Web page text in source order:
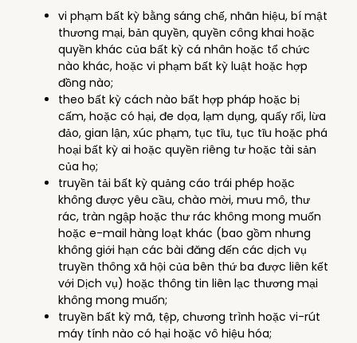
vi phạm bất kỳ bằng sáng chế, nhãn hiệu, bí mật
thương mại, bản quyền, quyền công khai hoặc
quyền khác của bất kỳ cá nhân hoặc tổ chức
nào khác, hoặc vi phạm bất kỳ luật hoặc hợp
đồng nào;
theo bất kỳ cách nào bất hợp pháp hoặc bị
cấm, hoặc có hại, đe dọa, lạm dụng, quấy rối, lừa
đảo, gian lận, xúc phạm, tục tĩu, tục tĩu hoặc phá
hoại bất kỳ ai hoặc quyền riêng tư hoặc tài sản
của họ;
truyền tải bất kỳ quảng cáo trái phép hoặc
không được yêu cầu, chào mời, mưu mô, thư
rác, tràn ngập hoặc thư rác không mong muốn
hoặc e-mail hàng loạt khác (bao gồm nhưng
không giới hạn các bài đăng đến các dịch vụ
truyền thông xã hội của bên thứ ba được liên kết
với Dịch vụ) hoặc thông tin liên lạc thương mại
không mong muốn;
truyền bất kỳ mã, tệp, chương trình hoặc vi-rút
máy tính nào có hại hoặc vô hiệu hóa;